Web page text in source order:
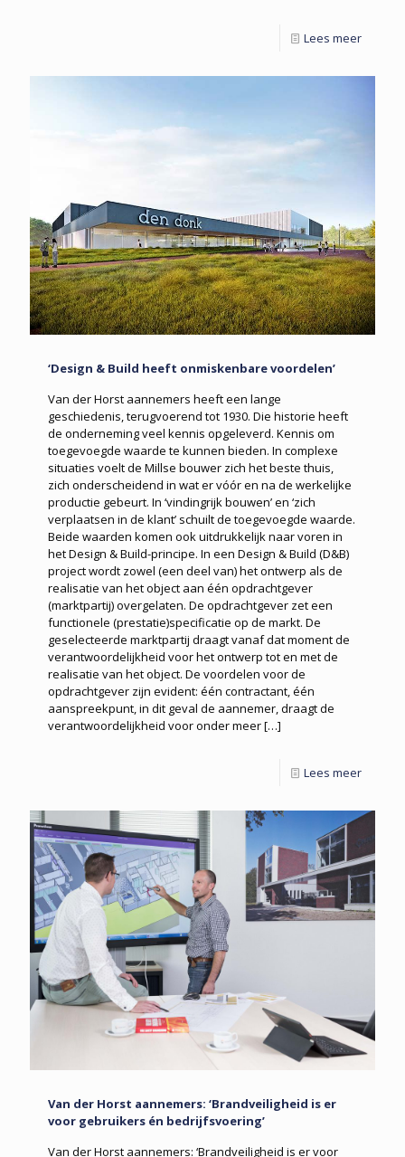
Lees meer
‘Design & Build heeft onmiskenbare voordelen’
Van der Horst aannemers heeft een lange
geschiedenis, terugvoerend tot 1930. Die historie heeft
de onderneming veel kennis opgeleverd. Kennis om
toegevoegde waarde te kunnen bieden. In complexe
situaties voelt de Millse bouwer zich het beste thuis,
zich onderscheidend in wat er vóór en na de werkelijke
productie gebeurt. In ‘vindingrijk bouwen’ en ‘zich
verplaatsen in de klant’ schuilt de toegevoegde waarde.
Beide waarden komen ook uitdrukkelijk naar voren in
het Design & Build-principe. In een Design & Build (D&B)
project wordt zowel (een deel van) het ontwerp als de
realisatie van het object aan één opdrachtgever
(marktpartij) overgelaten. De opdrachtgever zet een
functionele (prestatie)specificatie op de markt. De
geselecteerde marktpartij draagt vanaf dat moment de
verantwoordelijkheid voor het ontwerp tot en met de
realisatie van het object. De voordelen voor de
opdrachtgever zijn evident: één contractant, één
aanspreekpunt, in dit geval de aannemer, draagt de
verantwoordelijkheid voor onder meer[…]
Lees meer
Van der Horst aannemers: ‘Brandveiligheid is er
voor gebruikers én bedrijfsvoering’
Van der Horst aannemers: ‘Brandveiligheid is er voor